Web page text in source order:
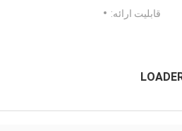
قابلیت ارائه: